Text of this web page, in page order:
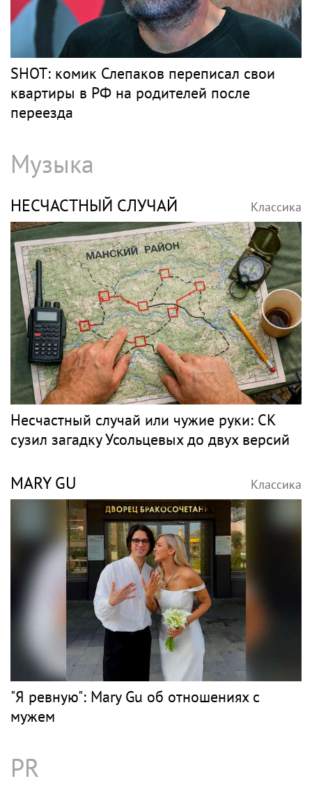
SHOT: комик Слепаков переписал свои
квартиры в РФ на родителей после
переезда
Музыка
НЕСЧАСТНЫЙ СЛУЧАЙ Классика
Несчастный случай или чужие руки: СК
сузил загадку Усольцевых до двух версий
MARY GU Классика
"Я ревную": Mary Gu об отношениях с
мужем
PR